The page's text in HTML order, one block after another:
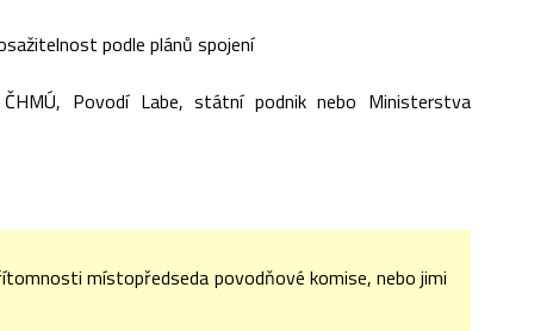
podle plánů spojení
Povodí Labe, státní podnik nebo Ministerstva
místopředseda povodňové komise, nebo jimi